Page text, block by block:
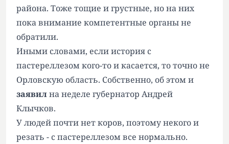
района. Тоже тощие и грустные, но на них
пока внимание компетентные органы не
обратили.
Иными словами, если история с
пастереллезом кого-то и касается, то точно не
Орловскую область. Собственно, об этом и
заявилна неделе губернатор Андрей
Клычков.
У людей почти нет коров, поэтому некого и
резать - с пастереллезом все нормально.